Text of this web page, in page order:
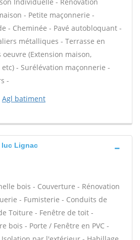
- Petite maçonnerie -
- Cheminée - Pavé autobloquant -
métalliques - Terrasse en
(Extension maison,
- Surélévation maçonnerie -
-
Agl batiment
luc Lignac
bois - Couverture - Rénovation
- Fumisterie - Conduits de
Toiture - Fenêtre de toit -
bois - Porte / Fenêtre en PVC -